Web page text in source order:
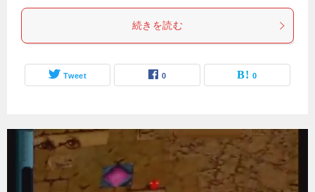
続きを読む
Tweet 0 0